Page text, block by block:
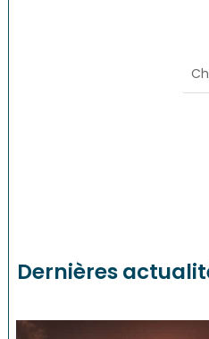
Dernières